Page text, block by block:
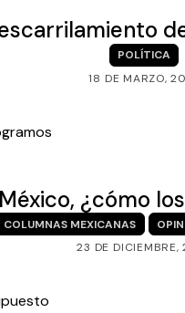
POLÍTICA
18 DE MARZO,
¿cómo
COLUMNAS MEXICANAS
23 DE DICIEMBRE,